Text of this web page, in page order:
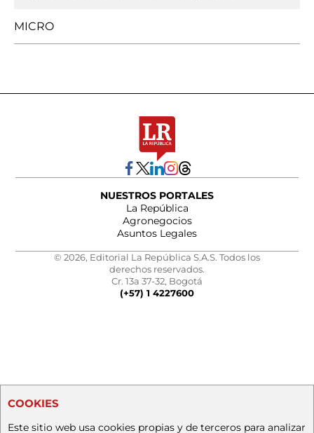
MICRO
NUESTROS PORTALES
La República
Agronegocios
Asuntos Legales
© 2026, Editorial La República S.A.S. Todos los
derechos reservados.
Cr. 13a 37-32, Bogotá
(+57) 1 4227600
COOKIES
Este sitio web usa cookies propias y de terceros para analizar